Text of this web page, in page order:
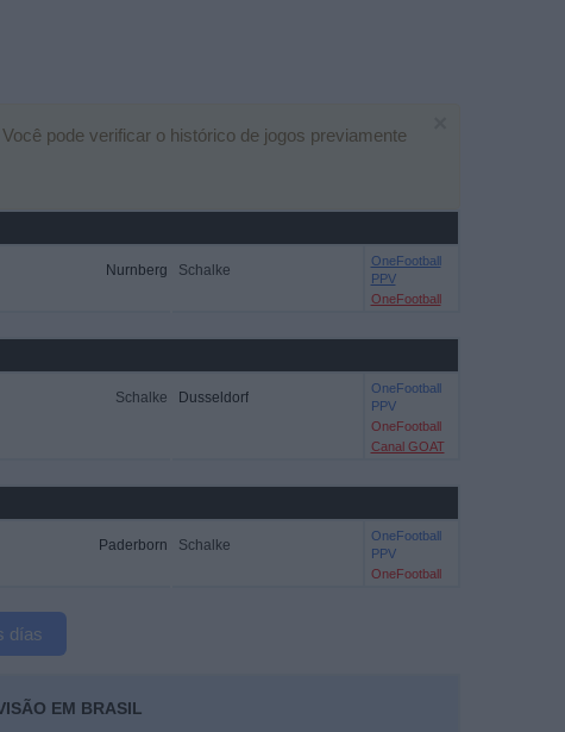
pode verificar o histórico de jogos previamente
Nurnberg Schalke
OneFootball
PPV
OneFootball
Schalke Dusseldorf
OneFootball
PPV
OneFootball
Canal GOAT
Paderborn Schalke
OneFootball
PPV
OneFootball
días
EM BRASIL